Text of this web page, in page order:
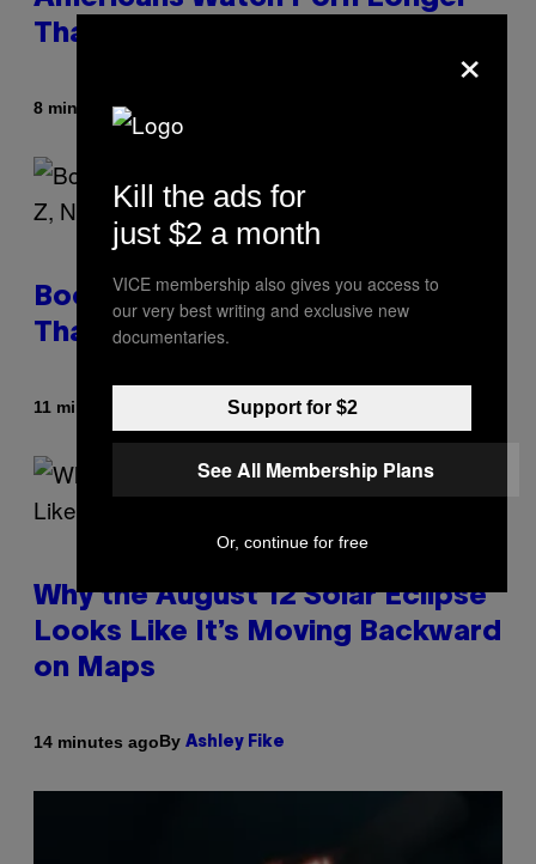
Than Anyone Else, Survey Finds
8 minutes ago
Boomers Are Better at Foreplay
Than Gen Z, New Data Shows
11 minutes ago Ashley Fike
Why the August 12 Solar Eclipse
Looks Like It’s Moving Backward
on Maps
14 minutes agoBy Ashley Fike
×
Kill the ads for
just $2 a month
VICE membership also gives you access to
our very best writing and exclusive new
documentaries.
Support for $2
See All Membership Plans
Or, continue for free